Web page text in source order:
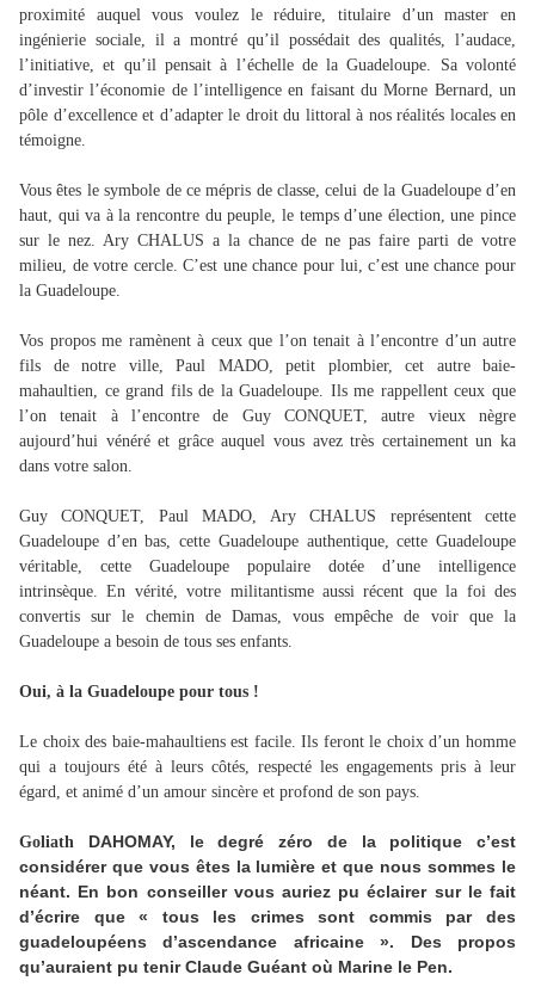
proximité auquel vous voulez le réduire, titulaire d’un master en
ingénierie sociale, il a montré qu’il possédait des qualités, l’audace,
l’initiative, et qu’il pensait à l’échelle de la Guadeloupe. Sa volonté
d’investir l’économie de l’intelligence en faisant du Morne Bernard, un
pôle d’excellence et d’adapter le droit du littoral à nos réalités locales en
témoigne.
Vous êtes le symbole de ce mépris de classe, celui de la Guadeloupe d’en
haut, qui va à la rencontre du peuple, le temps d’une élection, une pince
sur le nez. Ary CHALUS a la chance de ne pas faire parti de votre
milieu, de votre cercle. C’est une chance pour lui, c’est une chance pour
la Guadeloupe.
Vos propos me ramènent à ceux que l’on tenait à l’encontre d’un autre
fils de notre ville, Paul MADO, petit plombier, cet autre baie-
mahaultien, ce grand fils de la Guadeloupe. Ils me rappellent ceux que
l’on tenait à l’encontre de Guy CONQUET, autre vieux nègre
aujourd’hui vénéré et grâce auquel vous avez très certainement un ka
dans votre salon.
Guy CONQUET, Paul MADO, Ary CHALUS représentent cette
Guadeloupe d’en bas, cette Guadeloupe authentique, cette Guadeloupe
véritable, cette Guadeloupe populaire dotée d’une intelligence
intrinsèque. En vérité, votre militantisme aussi récent que la foi des
convertis sur le chemin de Damas, vous empêche de voir que la
Guadeloupe a besoin de tous ses enfants.
Oui, à la Guadeloupe pour tous !
Le choix des baie-mahaultiens est facile. Ils feront le choix d’un homme
qui a toujours été à leurs côtés, respecté les engagements pris à leur
égard, et animé d’un amour sincère et profond de son pays.
Goliath
DAHOMAY, le degré zéro de la politique c’est
considérer que vous êtes la lumière et que nous sommes le
néant. En bon conseiller vous auriez pu éclairer sur le fait
d’écrire que « tous les crimes sont commis par des
guadeloupéens d’ascendance africaine ». Des propos
qu’auraient pu tenir Claude Guéant où Marine le Pen.